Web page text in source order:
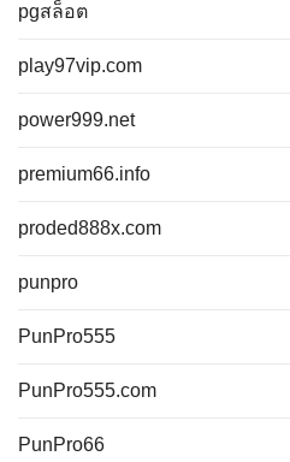
pgสล็อต
play97vip.com
power999.net
premium66.info
proded888x.com
punpro
PunPro555
PunPro555.com
PunPro66